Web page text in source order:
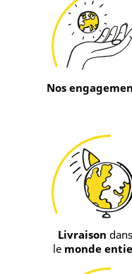
Nos
Livraison dans
lemonde